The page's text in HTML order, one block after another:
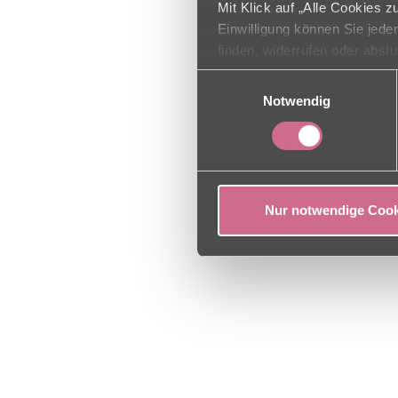
Mit Klick auf „Alle Cookies
Einwilligung können Sie
finden, widerrufen oder
Notwendig
Nur notwendige